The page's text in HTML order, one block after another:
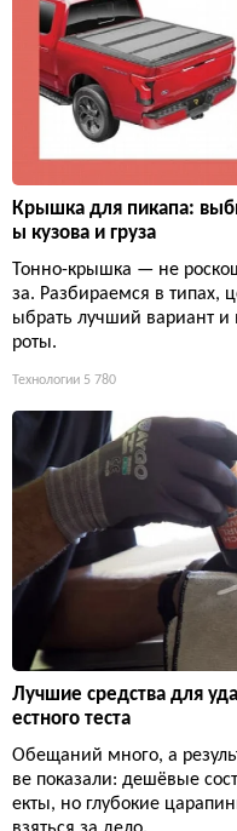
Крышка для пикапа:
ы кузова и груза
Тонно-крышка — не
за. Разбираемся в типах,
ыбрать лучший вариант и
роты.
Технологии 5 780
Лучшие средства для
естного теста
Обещаний много, а
ве показали: дешёвые
екты, но глубокие